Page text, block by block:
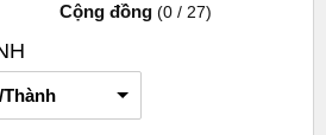
Cộng đồng (0 / 27)